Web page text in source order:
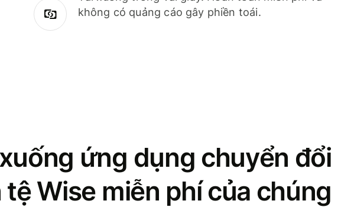
không có quảng cáo gây phiền toái.
ứng dụng chuyển đổi
tệ Wise miễn phí của chúng